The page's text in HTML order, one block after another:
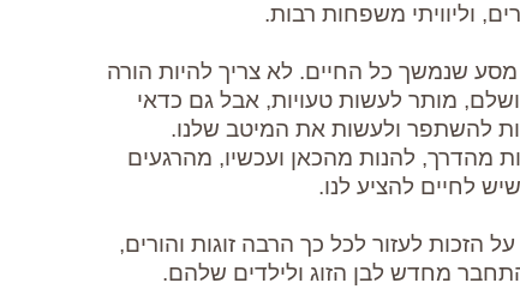
וליוויתי משפחות רבות.
מסע שנמשך כל החיים. לא צריך להיות הורה
מותר לעשות טעויות, אבל גם כדאי
להשתפר ולעשות את המיטב שלנו.
מהדרך, להנות מהכאן ועכשיו, מהרגעים
לחיים להציע לנו.
הזכות לעזור לכל כך הרבה זוגות והורים,
מחדש לבן הזוג ולילדים שלהם.